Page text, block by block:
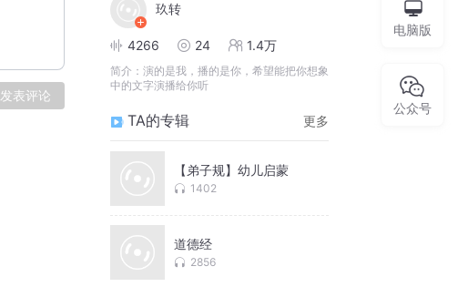
发表评论
玖转
4266 24 1.4万
简介： 演的是我，播的是你，希望能把你想象
中的文字演播给你听
TA的专辑 更多
【弟子规】幼儿启蒙
1402
道德经
2856
电脑版
公众号